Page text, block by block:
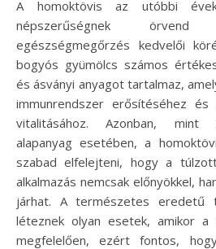
A homoktövis az utóbbi években egyre nagyobb
népszerűségnek
egészségmegőrzés kedvelői
bogyós gyümölcs számos
és ásványi anyagot tartalmaz,
immunrendszer erősítéséhez
vitalitásához. Azonban, mint
alapanyag esetében, a
szabad elfelejteni, hogy a
alkalmazás nemcsak előnyökkel,
járhat. A természetes eredetű
léteznek olyan esetek, amikor
megfelelően, ezért fontos,